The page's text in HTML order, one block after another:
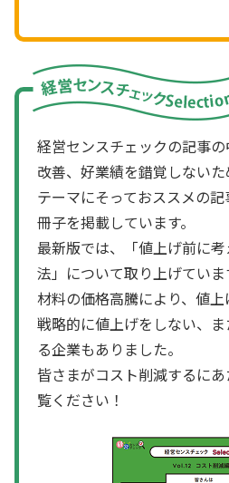
経営センスチェックの記事
改善、好業績を錯覚しないた
テーマにそっておススメの
冊子を掲載しています。
最新版では、「値上げ前に
法」について取り上げてい
材料の価格高騰により、値
戦略的に値上げをしない、
る企業もありました。
皆さまがコスト削減するに
覧ください！